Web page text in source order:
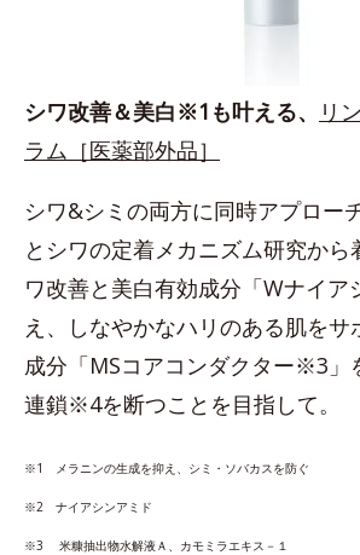
シワ改善＆美白※1も叶える、
リ
ラム［医薬部外品］
シワ&シミの両方に同時アプロー
とシワの定着メカニズム研究から
ワ改善と美白有効成分「Wナイ
え、しなやかなハリのある肌をサ
成分「MSコアコンダクター※3」
連鎖※4を断つことを目指して。
※1 メラニンの生成を抑え、シミ・ソバカスを防ぐ
※2 ナイアシンアミド
※3 ⽶糠抽出物⽔解液Ａ、カモミラエキス－１